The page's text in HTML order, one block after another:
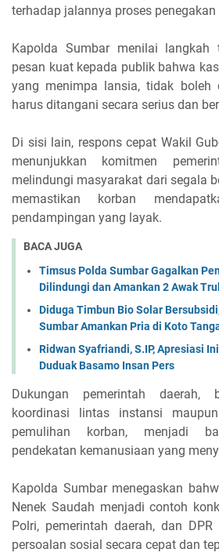
terhadap jalannya proses penegakan
Kapolda Sumbar menilai langkah
pesan kuat kepada publik bahwa
yang menimpa lansia, tidak boleh
harus ditangani secara serius dan
Di sisi lain, respons cepat Wakil
menunjukkan komitmen
melindungi masyarakat dari segala
memastikan korban
pendampingan yang layak.
BACA JUGA
Timsus Polda Sumbar Gagalkan
Dilindungi dan Amankan 2 Awak
Diduga Timbun Bio Solar
Sumbar Amankan Pria di Koto
Ridwan Syafriandi, S.IP, Apresiasi
Duduak Basamo Insan Pers
Dukungan pemerintah daerah,
koordinasi lintas instansi
pemulihan korban, menjadi
pendekatan kemanusiaan yang
Kapolda Sumbar menegaskan
Nenek Saudah menjadi contoh
Polri, pemerintah daerah, dan
persoalan sosial secara cepat dan